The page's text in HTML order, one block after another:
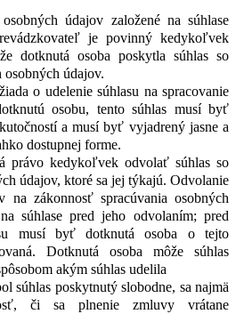
údajov založené na súhlase
je povinný kedykoľvek
dotknutá osoba poskytla súhlas so
údajov.
o udelenie súhlasu na spracovanie
osobu, tento súhlas musí byť
a musí byť vyjadrený jasne a
dostupnej forme.
právo kedykoľvek odvolať súhlas so
údajov, ktoré sa jej týkajú. Odvolanie
na zákonnosť spracúvania osobných
súhlase pred jeho odvolaním; pred
musí byť dotknutá osoba o tejto
Dotknutá osoba môže súhlas
akým súhlas udelila
súhlas poskytnutý slobodne, sa najmä
či sa plnenie zmluvy vrátane